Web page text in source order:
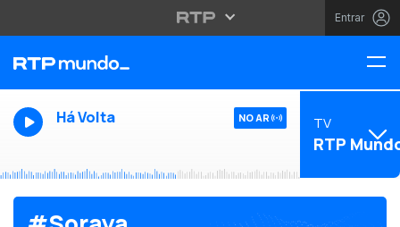
Entrar
Há Volta NO AR TV
RTP